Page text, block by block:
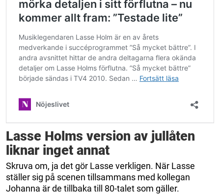
Lasse Holms version av jullåten
liknar inget annat
Skruva om, ja det gör Lasse verkligen. När Lasse
ställer sig på scenen tillsammans med kollegan
Johanna är de tillbaka till 80-talet som gäller.